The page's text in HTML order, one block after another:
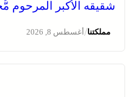
شقيقه الأكبر المرحوم
مملكتنا/أغسطس 8, 2026